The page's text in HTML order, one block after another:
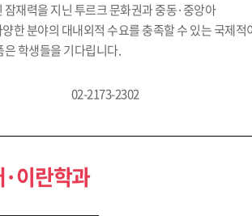
잠재력을 지닌 투르크 문화권과 중동·중앙아
한 분야의 대내외적 수요를 충족할 수 있는 국제적
은 학생들을 기다립니다.
02-2173-2302
이란학과